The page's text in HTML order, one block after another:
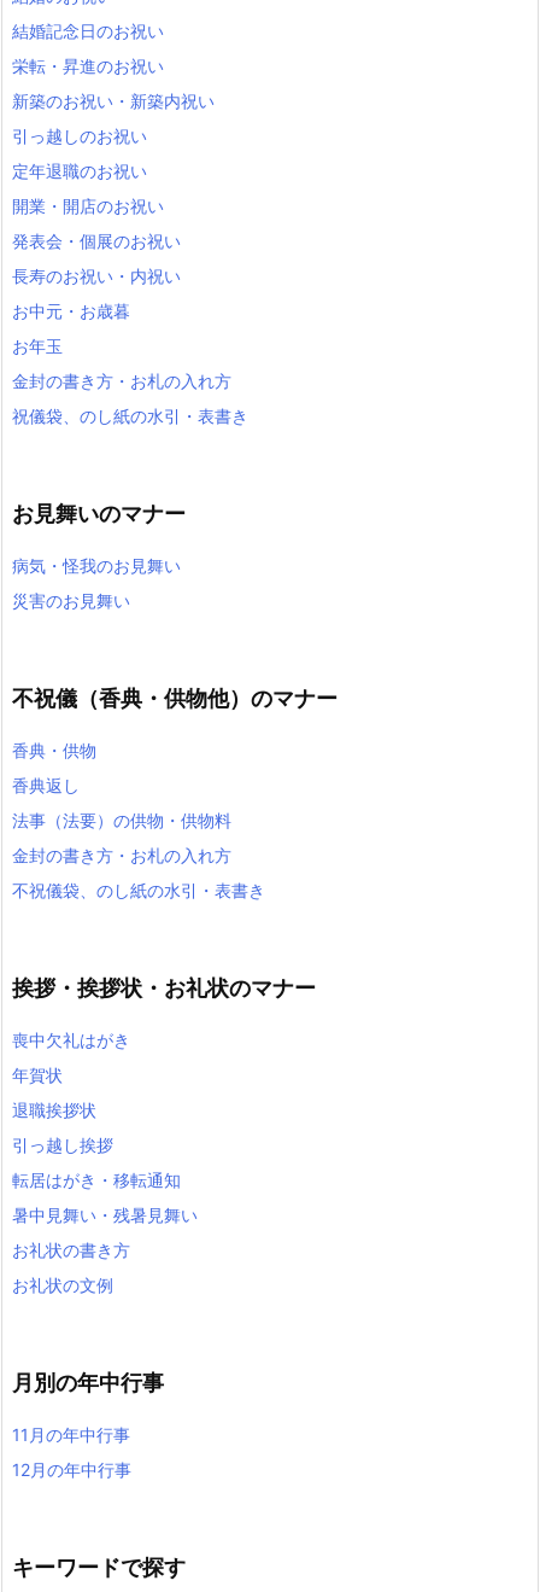
結婚記念日のお祝い
栄転・昇進のお祝い
新築のお祝い・新築内祝い
引っ越しのお祝い
定年退職のお祝い
開業・開店のお祝い
発表会・個展のお祝い
長寿のお祝い・内祝い
お中元・お歳暮
お年玉
金封の書き方・お札の入れ方
祝儀袋、のし紙の水引・表書き
お見舞いのマナー
病気・怪我のお見舞い
災害のお見舞い
不祝儀（香典・供物他）のマナー
香典・供物
香典返し
法事（法要）の供物・供物料
金封の書き方・お札の入れ方
不祝儀袋、のし紙の水引・表書き
挨拶・挨拶状・お礼状のマナー
喪中欠礼はがき
年賀状
退職挨拶状
引っ越し挨拶
転居はがき・移転通知
暑中見舞い・残暑見舞い
お礼状の書き方
お礼状の文例
月別の年中行事
11月の年中行事
12月の年中行事
キーワードで探す